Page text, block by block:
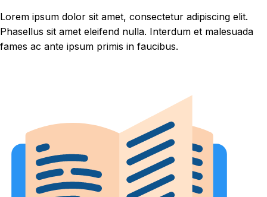
Lorem ipsum dolor sit amet, consectetur adipiscing elit.
Phasellus sit amet eleifend nulla. Interdum et malesuada
fames ac ante ipsum primis in faucibus.